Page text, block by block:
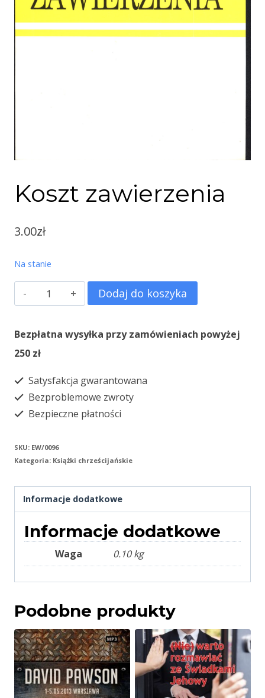
Koszt zawierzenia
3.00zł
Na stanie
ilość
Koszt
zawierzenia
Dodaj do koszyka
Bezpłatna wysyłka przy zamówieniach powyżej
250 zł
Satysfakcja gwarantowana
Bezproblemowe zwroty
Bezpieczne płatności
SKU: EW/0096
Kategoria: Książki chrześcijańskie
Informacje dodatkowe
Informacje dodatkowe
Waga 0.10 kg
Podobne produkty